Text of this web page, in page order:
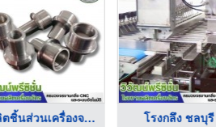
ผลิตชิ้นส่วนเครื่องจ ...
โรงกลึง ชลบุรี